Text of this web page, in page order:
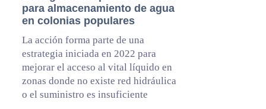
para almacenamiento de agua
en colonias populares
La acción forma parte de una
estrategia iniciada en 2022 para
mejorar el acceso al vital líquido en
zonas donde no existe red hidráulica
o el suministro es insuficiente